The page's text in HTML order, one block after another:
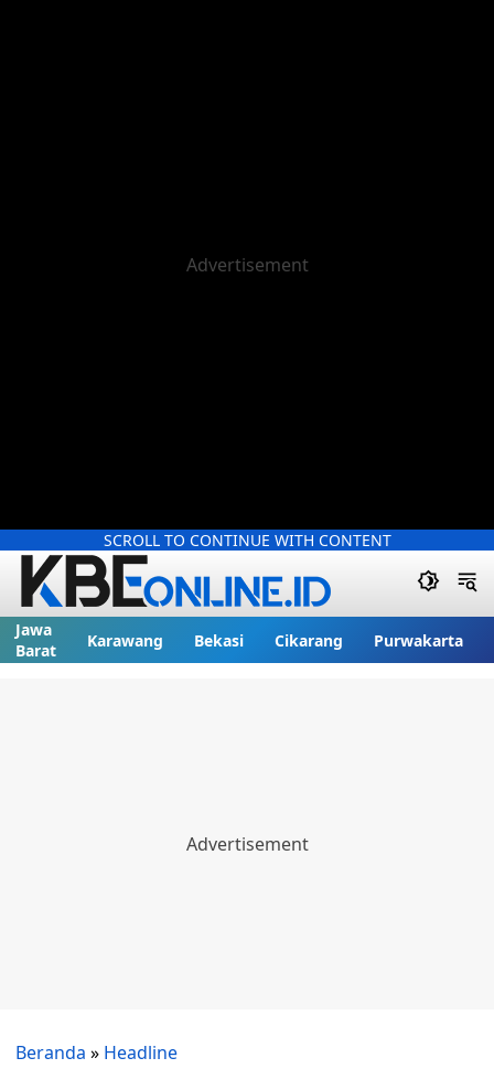
SCROLL TO CONTINUE WITH CONTENT
Jawa
Barat
Karawang Bekasi Cikarang Purwakarta
Beranda » Headline